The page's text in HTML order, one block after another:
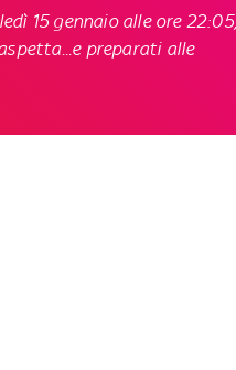
15 gennaio alle ore 22:05,
preparati alle